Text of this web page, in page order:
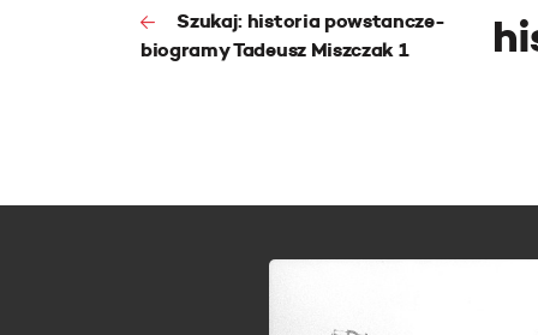
Szukaj: historia powstancze-
biogramy Tadeusz Miszczak 1